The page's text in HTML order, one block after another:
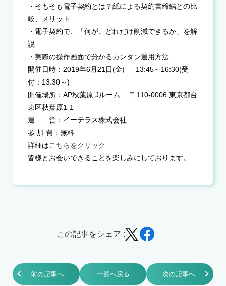
・そもそも電子契約とは？紙による契約書締結との比
較、メリット
・電子契約で、「何が、どれだけ削減できるか」を解
説
・実際の操作画面で分かるカンタン運用方法
開催日時：2019年6月21日(金) 13:45～16:30(受
付：13:30～)
開催場所：AP秋葉原 Jルーム 〒110-0006 東京都台
東区秋葉原1-1
運 営：イーテラス株式会社
参 加 費：無料
詳細はこちらをクリック
皆様とお会いできることを楽しみにしております。
この記事をシェア :
前の記事へ 一覧へ戻る 次の記事へ